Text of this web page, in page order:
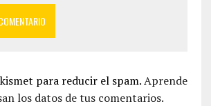
para reducir el spam.Aprende
los datos de tus comentarios.